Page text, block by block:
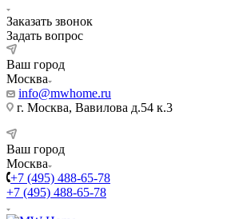
Заказать звонок
Задать вопрос
Ваш город
Москва
info@mwhome.ru
г. Москва, Вавилова д.54 к.3
Ваш город
Москва
+7 (495) 488-65-78
+7 (495) 488-65-78